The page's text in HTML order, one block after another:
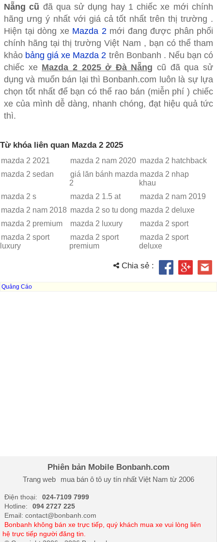
Nẵng cũ đã qua sử dụng hay 1 chiếc xe mới chính
hãng ưng ý nhất với giá cả tốt nhất trên thị trường .
Hiện tại dòng xe Mazda 2 mới đang được phân phối
chính hãng tại thị trường Việt Nam , bạn có thể tham
khảo bảng giá xe Mazda 2 trên Bonbanh . Nếu bạn có
chiếc xe Mazda 2 2025 ở Đà Nẵng cũ đã qua sử
dụng và muốn bán lại thì Bonbanh.com luôn là sự lựa
chọn tốt nhất để bạn có thể rao bán (miễn phí ) chiếc
xe của mình dễ dàng, nhanh chóng, đạt hiệu quả tức
thì.
Từ khóa liên quan Mazda 2 2025
mazda 2 2021 mazda 2 nam 2020 mazda 2 hatchback
mazda 2 sedan
giá lăn bánh mazda
2
mazda 2 nhap
khau
mazda 2 s
mazda 2 1.5 at
mazda 2 nam 2019
mazda 2 nam 2018 mazda 2 so tu dong mazda 2 deluxe
mazda 2 premium
mazda 2 luxury
mazda 2 sport
mazda 2 sport
luxury
mazda 2 sport
premium
mazda 2 sport
deluxe
Chia sẻ :
Quảng Cáo
Phiên bản Mobile Bonbanh.com
Trang web mua bán ô tôuy tín nhất Việt Nam từ 2006
Điện thoại:
024-7109 7999
Hotline:
094 2727 225
Email: contact@bonbanh.com
Bonbanh không bán xe trực tiếp, quý khách mua xe vui lòng liên
hệ trực tiếp người đăng tin.